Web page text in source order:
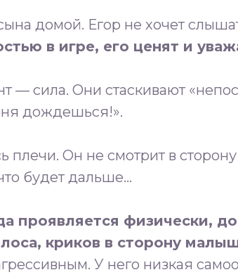
домой. Егор не хочет
в игре, его ценят и
— сила. Они стаскивают
дождешься!».
плечи. Он не смотрит в
будет дальше...
проявляется физически,
криков в сторону
У него низкая